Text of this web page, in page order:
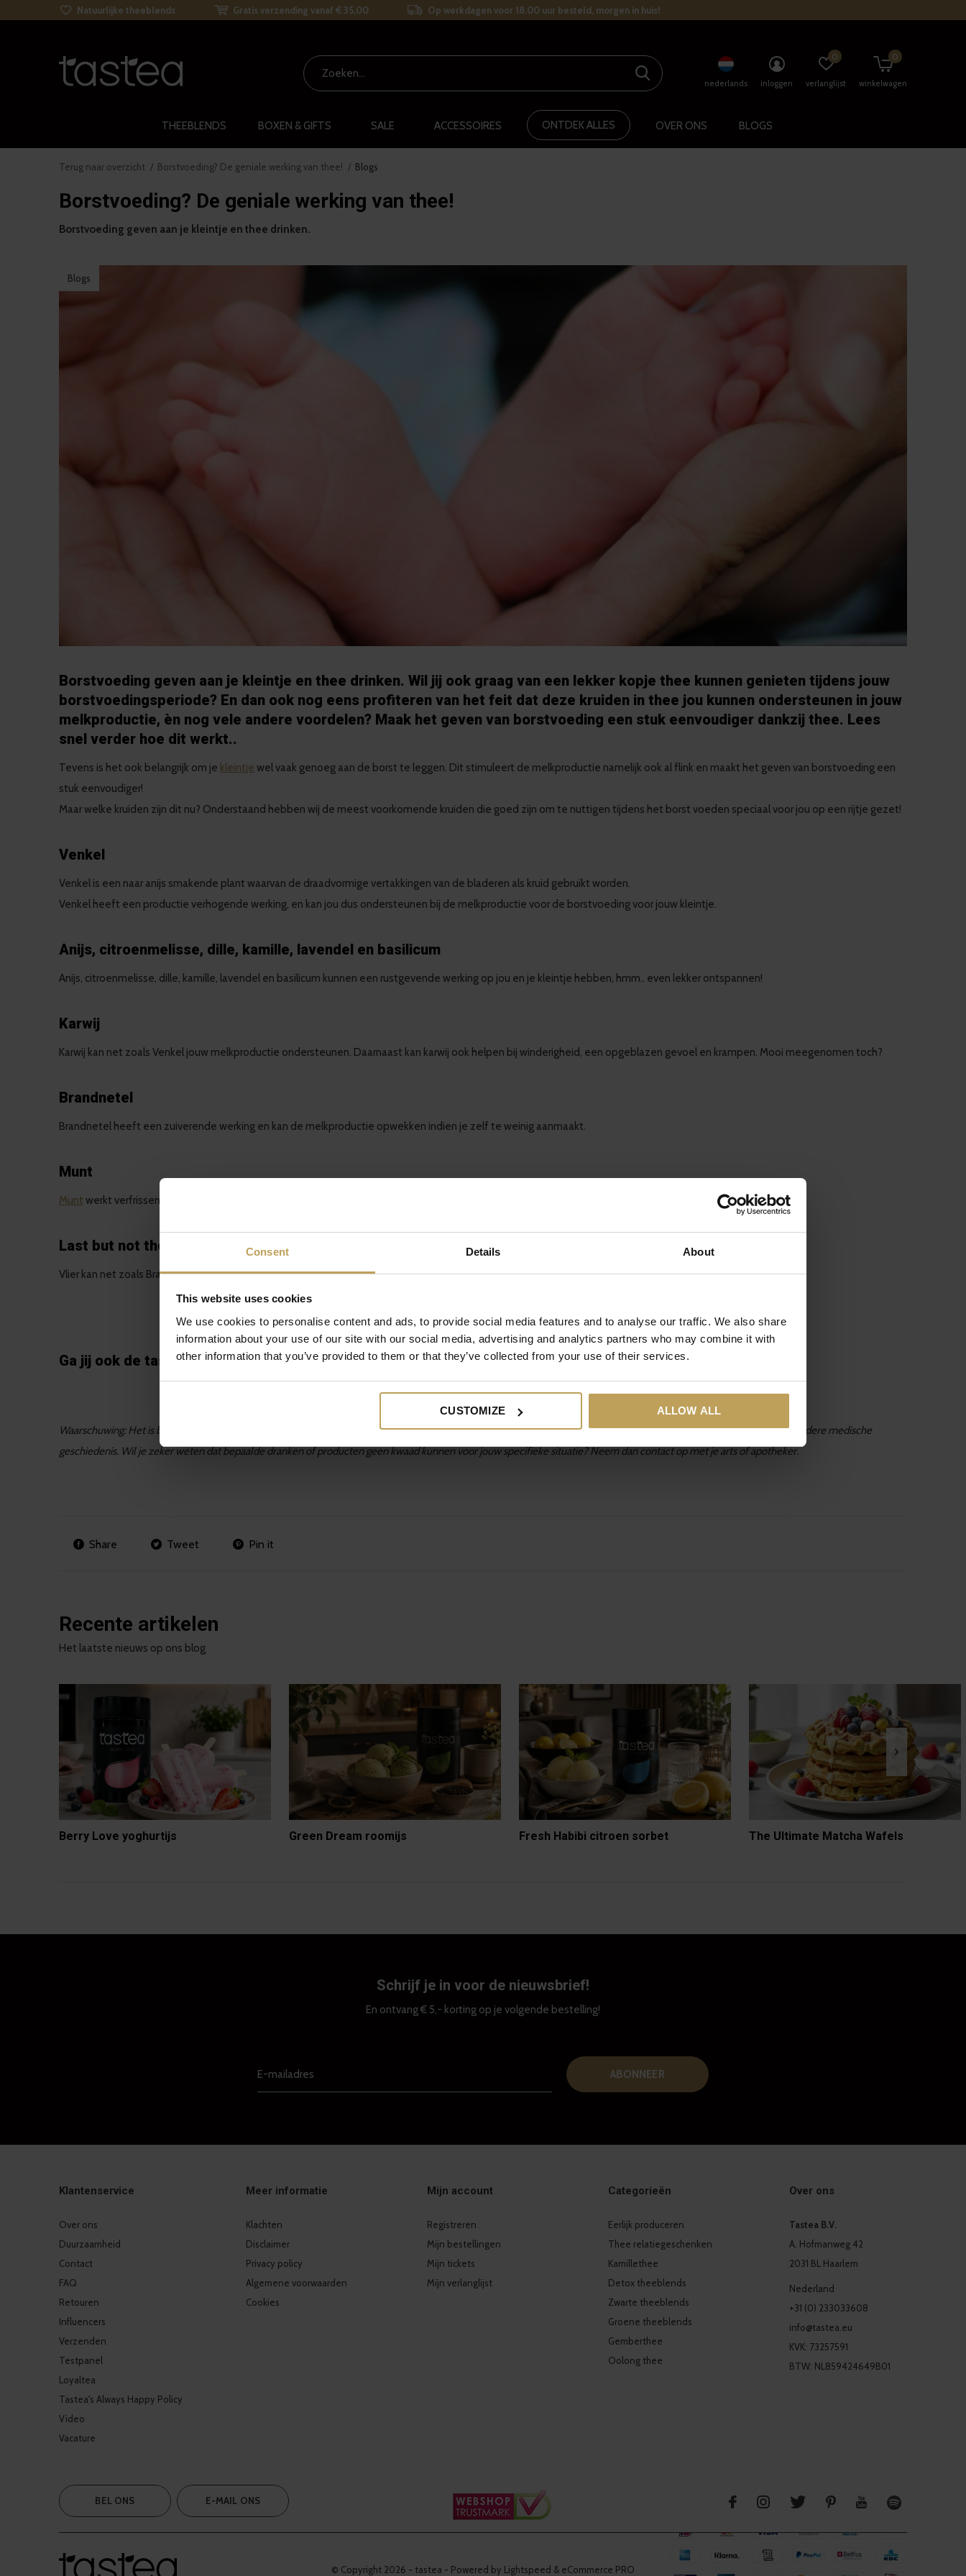
Consent Details About
This website uses cookies
We use cookies to personalise content and ads, to provide social media features and to analyse our traffic. We also share
information about your use of our site with our social media, advertising and analytics partners who may combine it with
other information that you’ve provided to them or that they’ve collected from your use of their services.
CUSTOMIZE ALLOW ALL
THEEBLENDS BOXEN & GIFTS SALE ACCESSOIRES ONTDEK ALLES OVER ONS BLOGS
nederlands inloggen verlanglijst
0
winkelwagen
0
Natuurlijke theeblends Gratis verzending vanaf € 35,00 Op werkdagen voor 18.00 uur besteld, morgen in huis!
Terug naar overzicht Borstvoeding? De geniale werking van thee! Blogs
Borstvoeding? De geniale werking van thee!
Borstvoeding geven aan je kleintje en thee drinken.
Blogs
Borstvoeding geven aan je kleintje en thee drinken. Wil jij ook graag van een lekker kopje thee kunnen genieten tijdens jouw
borstvoedingsperiode? En dan ook nog eens profiteren van het feit dat deze kruiden in thee jou kunnen ondersteunen in jouw
melkproductie, èn nog vele andere voordelen? Maak het geven van borstvoeding een stuk eenvoudiger dankzij thee. Lees
snel verder hoe dit werkt..
Tevens is het ook belangrijk om je kleintje wel vaak genoeg aan de borst te leggen. Dit stimuleert de melkproductie namelijk ook al flink en maakt het geven van borstvoeding een
stuk eenvoudiger!
Maar welke kruiden zijn dit nu? Onderstaand hebben wij de meest voorkomende kruiden die goed zijn om te nuttigen tijdens het borst voeden speciaal voor jou op een rijtje gezet!
Venkel
Venkel is een naar anijs smakende plant waarvan de draadvormige vertakkingen van de bladeren als kruid gebruikt worden.
Venkel heeft een productie verhogende werking, en kan jou dus ondersteunen bij de melkproductie voor de borstvoeding voor jouw kleintje.
Anijs, citroenmelisse, dille, kamille, lavendel en basilicum
Anijs, citroenmelisse, dille, kamille, lavendel en basilicum kunnen een rustgevende werking op jou en je kleintje hebben, hmm.. even lekker ontspannen!
Karwij
Karwij kan net zoals Venkel jouw melkproductie ondersteunen. Daarnaast kan karwij ook helpen bij winderigheid, een opgeblazen gevoel en krampen. Mooi meegenomen toch?
Brandnetel
Brandnetel heeft een zuiverende werking en kan de melkproductie opwekken indien je zelf te weinig aanmaakt.
Munt
Munt werkt verfrissend, heeft vaak een lekkere smaak en kan jouw melkproductie verhogen.
Last but not the least: Vlier
Vlier kan net zoals Brandnetel de melkproductie bij jou opwekken.
Ga jij ook de tastea borstvoedingsthee, Mama’s Milkhshake, proberen?Klik hierom ‘m te shoppen!
Waarschuwing: Het is belangrijk om in acht te nemen dat het niet geschreven is door een dokter of anderzijds medisch specialist. Daarnaast is ieder mens anders, met andere medische
geschiedenis. Wil je zeker weten dat bepaalde dranken of producten geen kwaad kunnen voor jouw specifieke situatie? Neem dan contact op met je arts of apotheker.
Share Tweet Pin it
Recente artikelen
Het laatste nieuws op ons blog
Berry Love yoghurtijs Green Dream roomijs Fresh Habibi citroen sorbet The Ultimate Matcha Wafels
Schrijf je in voor de nieuwsbrief!
En ontvang € 5,- korting op je volgende bestelling!
ABONNEER
Klantenservice
Over ons
Duurzaamheid
Contact
FAQ
Retouren
Influencers
Verzenden
Testpanel
Loyaltea
Tastea's Always Happy Policy
Video
Vacature
Meer informatie
Klachten
Disclaimer
Privacy policy
Algemene voorwaarden
Cookies
Mijn account
Registreren
Mijn bestellingen
Mijn tickets
Mijn verlanglijst
Categorieën
Eerlijk produceren
Thee relatiegeschenken
Kamillethee
Detox theeblends
Zwarte theeblends
Groene theeblends
Gemberthee
Oolong thee
Over ons
Tastea B.V.
A. Hofmanweg 42
2031 BL Haarlem
Nederland
+31 (0) 233033608
info@tastea.eu
KVK: 73257591
BTW: NL859424649B01
BEL ONS E-MAIL ONS
© Copyright 2026 - tastea - Powered by Lightspeed & eCommerce PRO